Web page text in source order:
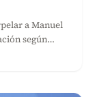
a Manuel
según…